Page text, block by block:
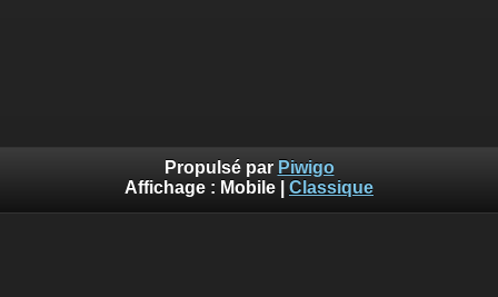
Propulsé par Piwigo
Affichage : Mobile Classique